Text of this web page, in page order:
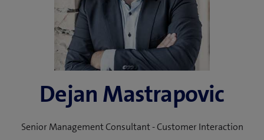
Dejan Mastrapovic
Senior Management Consultant - Customer Interaction